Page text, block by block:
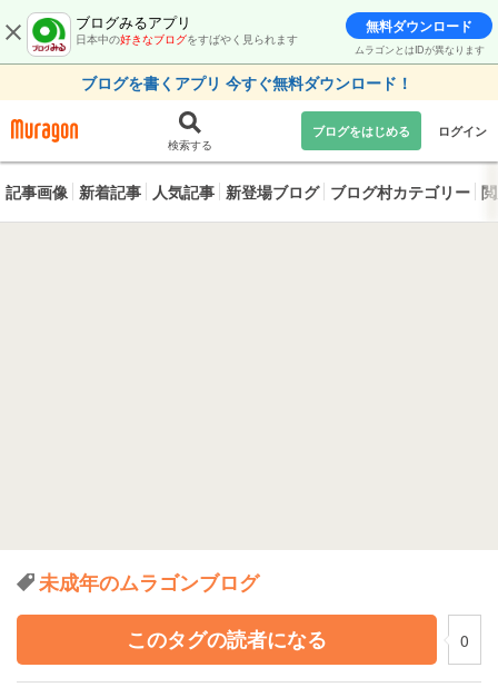
ブログみるアプリ
日本中の好きなブログをすばやく見られます
無料ダウンロード
ムラゴンとはIDが異なります
ブログを書くアプリ 今すぐ無料ダウンロード！
検索する
ブログをはじめる ログイン
記事画像 新着記事 人気記事 新登場ブログ ブログ村カテゴリー
未成年のムラゴンブログ
このタグの読者になる
0